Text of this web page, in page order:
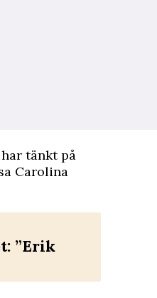
tänkt på
Carolina
”Erik